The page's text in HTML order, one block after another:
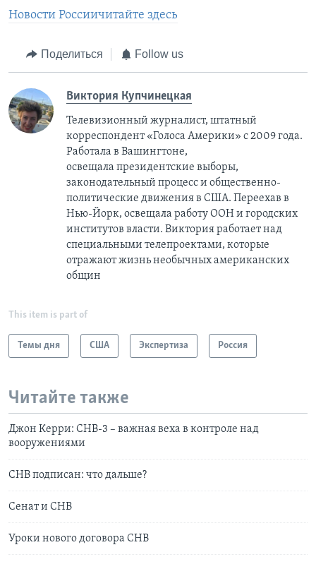
Новости Россиичитайте здесь
Поделиться Follow us
Виктория Купчинецкая
Телевизионный журналист, штатный
корреспондент «Голоса Америки» с 2009 года.
Работала в Вашингтоне,
освещала президентские выборы,
законодательный процесс и общественно-
политические движения в США. Переехав в
Нью-Йорк, освещала работу ООН и городских
институтов власти. Виктория работает над
специальными телепроектами, которые
отражают жизнь необычных американских
общин
This item is part of
Темы дня США Экспертиза Россия
Читайте также
Джон Керри: СНВ-3 – важная веха в контроле над
вооружениями
СНВ подписан: что дальше?
Сенат и СНВ
Уроки нового договора СНВ